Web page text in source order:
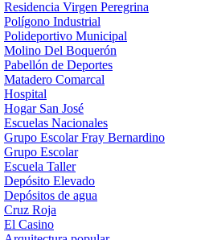
Residencia Virgen Peregrina
Polígono Industrial
Polideportivo Municipal
Molino Del Boquerón
Pabellón de Deportes
Matadero Comarcal
Hospital
Hogar San José
Escuelas Nacionales
Grupo Escolar Fray Bernardino
Grupo Escolar
Escuela Taller
Depósito Elevado
Depósitos de agua
Cruz Roja
El Casino